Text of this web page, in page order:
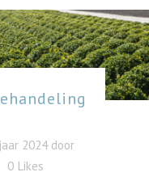
2024 door
0 Likes